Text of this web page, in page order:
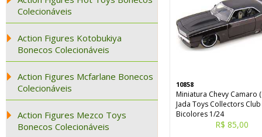
Colecionáveis
Action Figures Kotobukiya
Bonecos Colecionáveis
Action Figures Mcfarlane Bonecos
Colecionáveis
Action Figures Mezco Toys
Bonecos Colecionáveis
10858
Miniatura Chevy Camaro
Jada Toys Collectors
Bicolores 1/24
R$ 85,00